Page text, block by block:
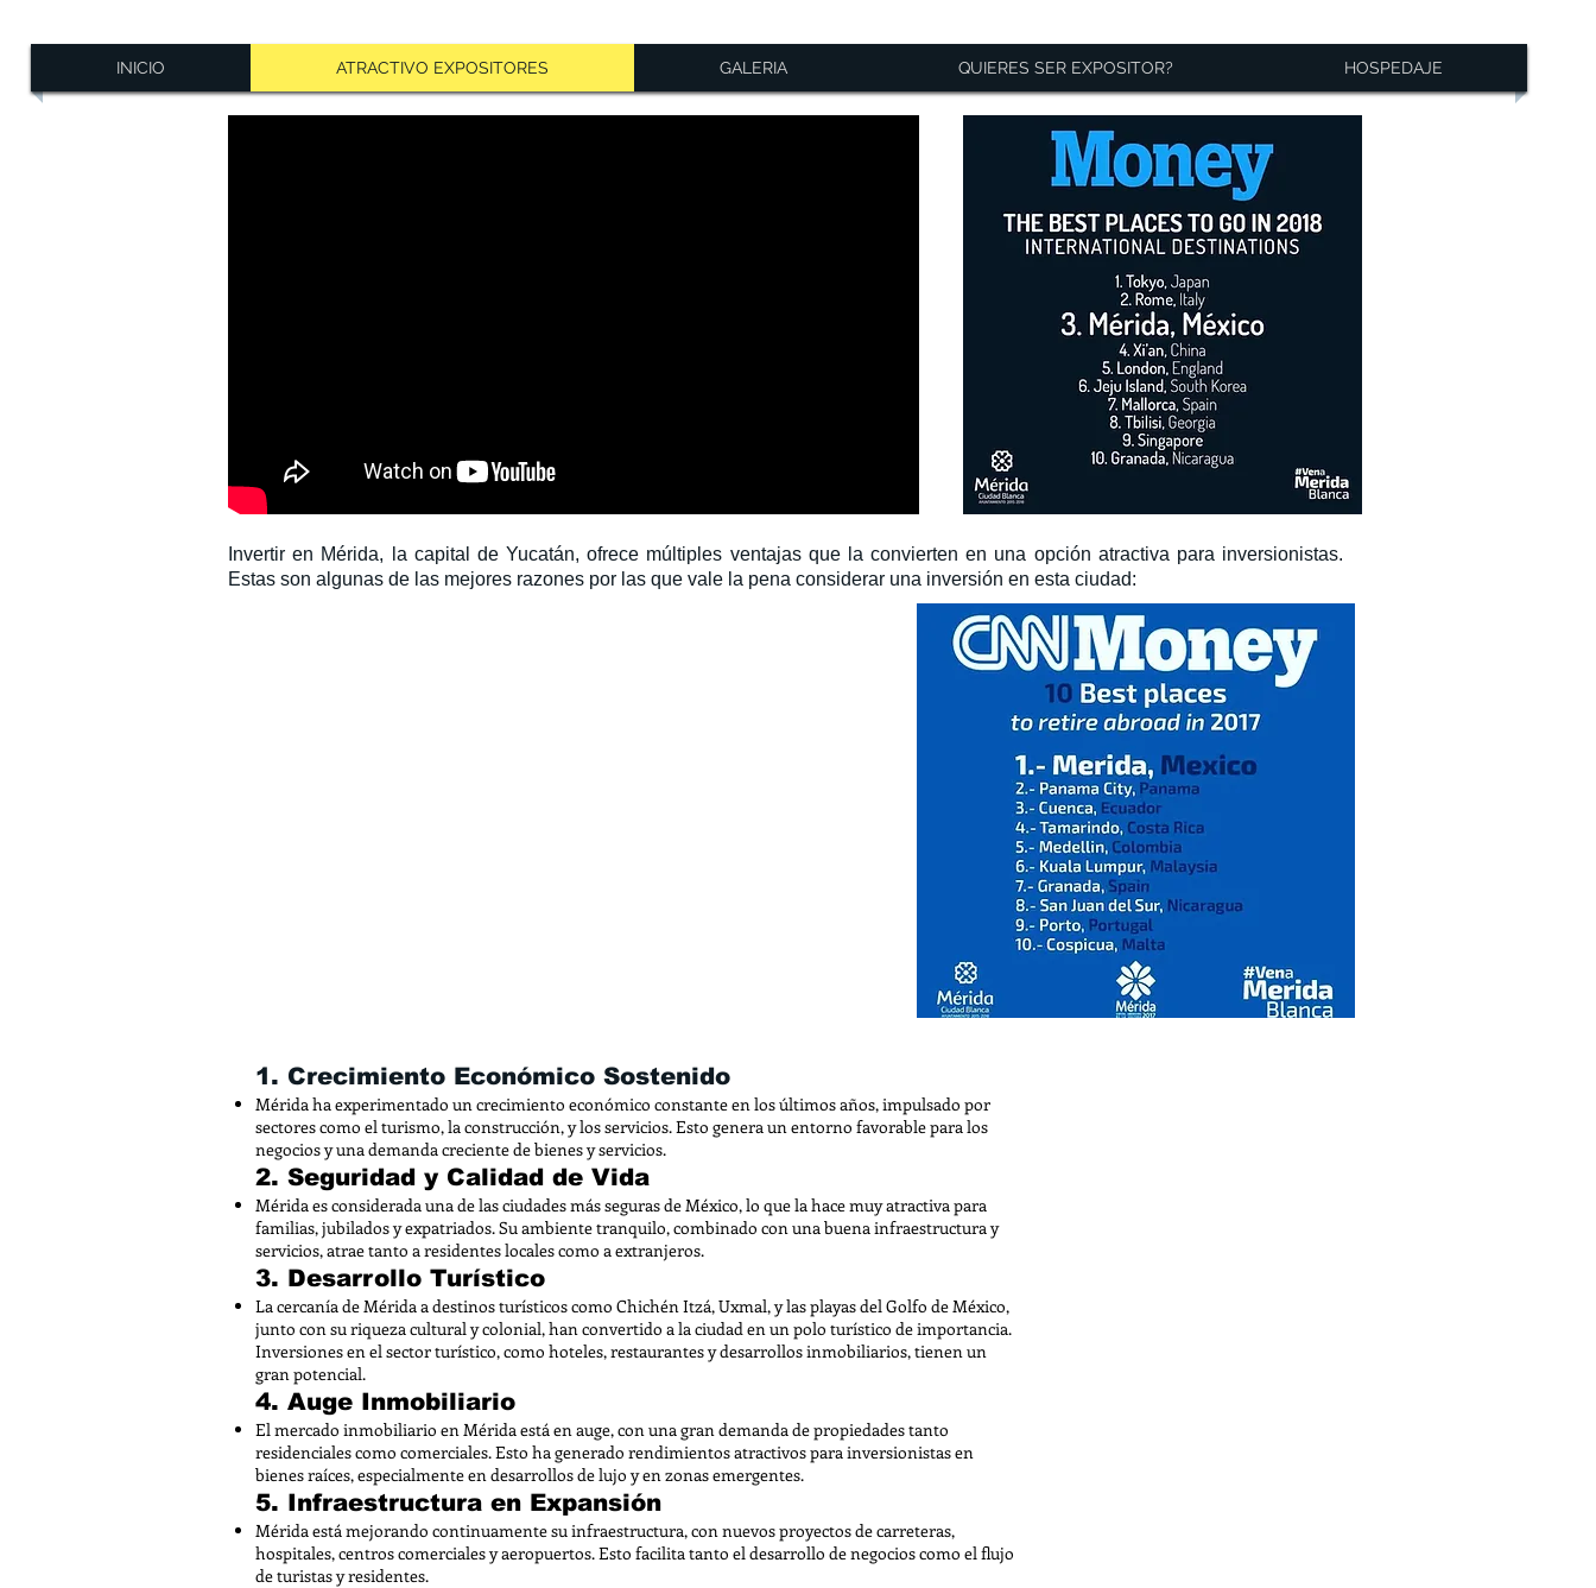
INICIO ATRACTIVO EXPOSITORES GALERIA QUIERES SER EXPOSITOR? HOSPEDAJE
"
Invertir en Mérida, la capital de Yucatán, ofrece múltiples ventajas que la convierten en una opción atractiva para inversionistas.
Estas son algunas de las mejores razones por las que vale la pena considerar una inversión en esta ciudad:
1. Crecimiento Económico Sostenido
Mérida ha experimentado un crecimiento económico constante en los últimos años, impulsado por
sectores como el turismo, la construcción, y los servicios. Esto genera un entorno favorable para los
negocios y una demanda creciente de bienes y servicios.
2. Seguridad y Calidad de Vida
Mérida es considerada una de las ciudades más seguras de México, lo que la hace muy atractiva para
familias, jubilados y expatriados. Su ambiente tranquilo, combinado con una buena infraestructura y
servicios, atrae tanto a residentes locales como a extranjeros.
3. Desarrollo Turístico
La cercanía de Mérida a destinos turísticos como Chichén Itzá, Uxmal, y las playas del Golfo de México,
junto con su riqueza cultural y colonial, han convertido a la ciudad en un polo turístico de importancia.
Inversiones en el sector turístico, como hoteles, restaurantes y desarrollos inmobiliarios, tienen un
gran potencial.
4. Auge Inmobiliario
El mercado inmobiliario en Mérida está en auge, con una gran demanda de propiedades tanto
residenciales como comerciales. Esto ha generado rendimientos atractivos para inversionistas en
bienes raíces, especialmente en desarrollos de lujo y en zonas emergentes.
5. Infraestructura en Expansión
Mérida está mejorando continuamente su infraestructura, con nuevos proyectos de carreteras,
hospitales, centros comerciales y aeropuertos. Esto facilita tanto el desarrollo de negocios como el flujo
de turistas y residentes.